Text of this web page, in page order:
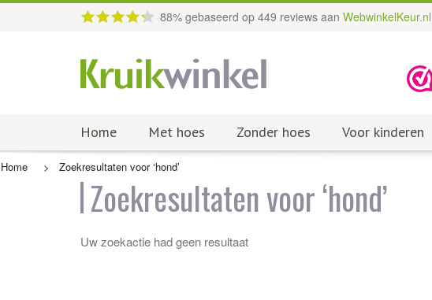
88% gebaseerd op 449 reviews aan WebwinkelKeur.nl
Home Met hoes Zonder hoes Voor kinderen
Home > Zoekresultaten voor ‘hond’
Zoekresultaten voor ‘hond’
Uw zoekactie had geen resultaat